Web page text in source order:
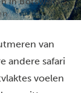
van
andere safari
voelen